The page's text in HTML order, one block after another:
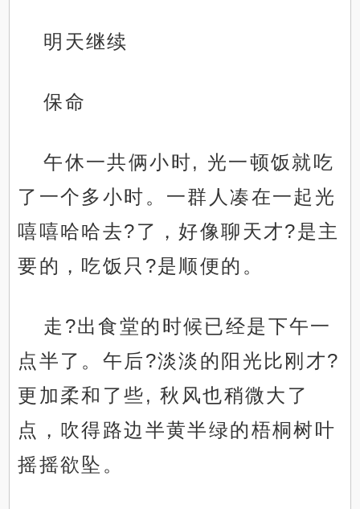
明天继续
保命
午休一共俩小时, 光一顿饭就吃
了一个多小时。一群人凑在一起光
嘻嘻哈哈去?了，好像聊天才?是主
要的，吃饭只?是顺便的。
走?出食堂的时候已经是下午一
点半了。午后?淡淡的阳光比刚才?
更加柔和了些, 秋风也稍微大了
点，吹得路边半黄半绿的梧桐树叶
摇摇欲坠。